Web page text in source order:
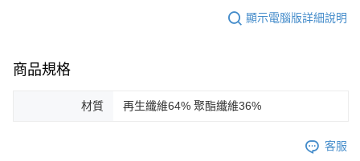
顯示電腦版詳細說明
商品規格
材質 再生纖維64% 聚酯纖維36%
客服